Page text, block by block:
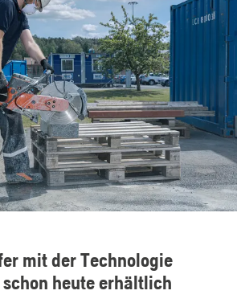
vor Ort finden
mit der Technologie
heute erhältlich